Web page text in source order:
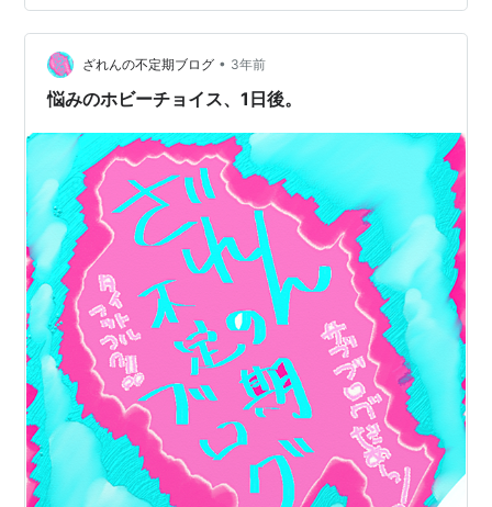
ステッカー感動です。発売のニュースを見てから購入を
決め、4年ぶりに手にするたまごっちにワクワクしていま
した。ええ、4年ぶりです。平成生まれですので、たまご
っちはドンピシャ世代です。じつは4年前に欲しくなって
ざれんの不定期ブログ • 3年前
悩みのホビーチョイス、1日後。